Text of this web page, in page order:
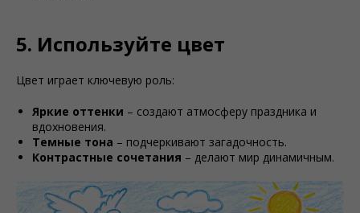
5. Используйте цвет
Цвет играет ключевую роль:
Яркие оттенки – создают атмосферу праздника и
вдохновения.
Темные тона – подчеркивают загадочность.
Контрастные сочетания – делают мир динамичным.